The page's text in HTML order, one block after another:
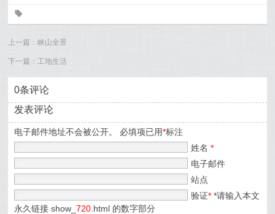
0
上一篇：峡山全景
下一篇：工地生活
0条评论
发表评论
电子邮件地址不会被公开。 必填项已用*标注
姓名*
电子邮件
站点
验证* *请输入本文
永久链接 show_720 .html 的数字部分